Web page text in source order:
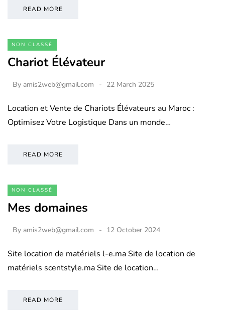
READ MORE
NON CLASSÉ
Chariot Élévateur
By amis2web@gmail.com 22 March 2025
Location et Vente de Chariots Élévateurs au Maroc :
Optimisez Votre Logistique Dans un monde…
READ MORE
NON CLASSÉ
Mes domaines
By amis2web@gmail.com 12 October 2024
Site location de matériels l-e.ma Site de location de
matériels scentstyle.ma Site de location…
READ MORE